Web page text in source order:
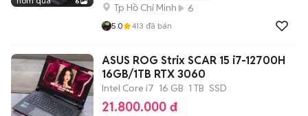
Tp Hồ Chí Minh 6
5.0 413 đã bán
ASUS ROG Strix SCAR 15 i7-12700H
16GB/1TB RTX 3060
Intel Core i7 16 GB 1 TB SSD
21.800.000 đ